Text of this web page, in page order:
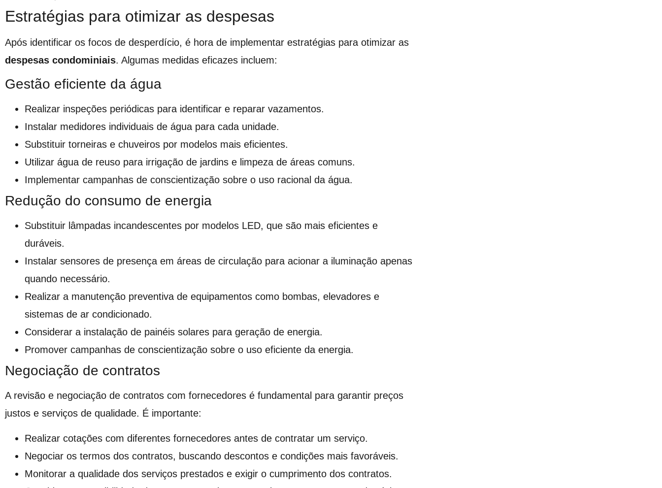
Estratégias para otimizar as despesas
Após identificar os focos de desperdício, é hora de implementar estratégias para otimizar as
despesas condominiais. Algumas medidas eficazes incluem:
Gestão eficiente da água
Realizar inspeções periódicas para identificar e reparar vazamentos.
Instalar medidores individuais de água para cada unidade.
Substituir torneiras e chuveiros por modelos mais eficientes.
Utilizar água de reuso para irrigação de jardins e limpeza de áreas comuns.
Implementar campanhas de conscientização sobre o uso racional da água.
Redução do consumo de energia
Substituir lâmpadas incandescentes por modelos LED, que são mais eficientes e
duráveis.
Instalar sensores de presença em áreas de circulação para acionar a iluminação apenas
quando necessário.
Realizar a manutenção preventiva de equipamentos como bombas, elevadores e
sistemas de ar condicionado.
Considerar a instalação de painéis solares para geração de energia.
Promover campanhas de conscientização sobre o uso eficiente da energia.
Negociação de contratos
A revisão e negociação de contratos com fornecedores é fundamental para garantir preços
justos e serviços de qualidade. É importante:
Realizar cotações com diferentes fornecedores antes de contratar um serviço.
Negociar os termos dos contratos, buscando descontos e condições mais favoráveis.
Monitorar a qualidade dos serviços prestados e exigir o cumprimento dos contratos.